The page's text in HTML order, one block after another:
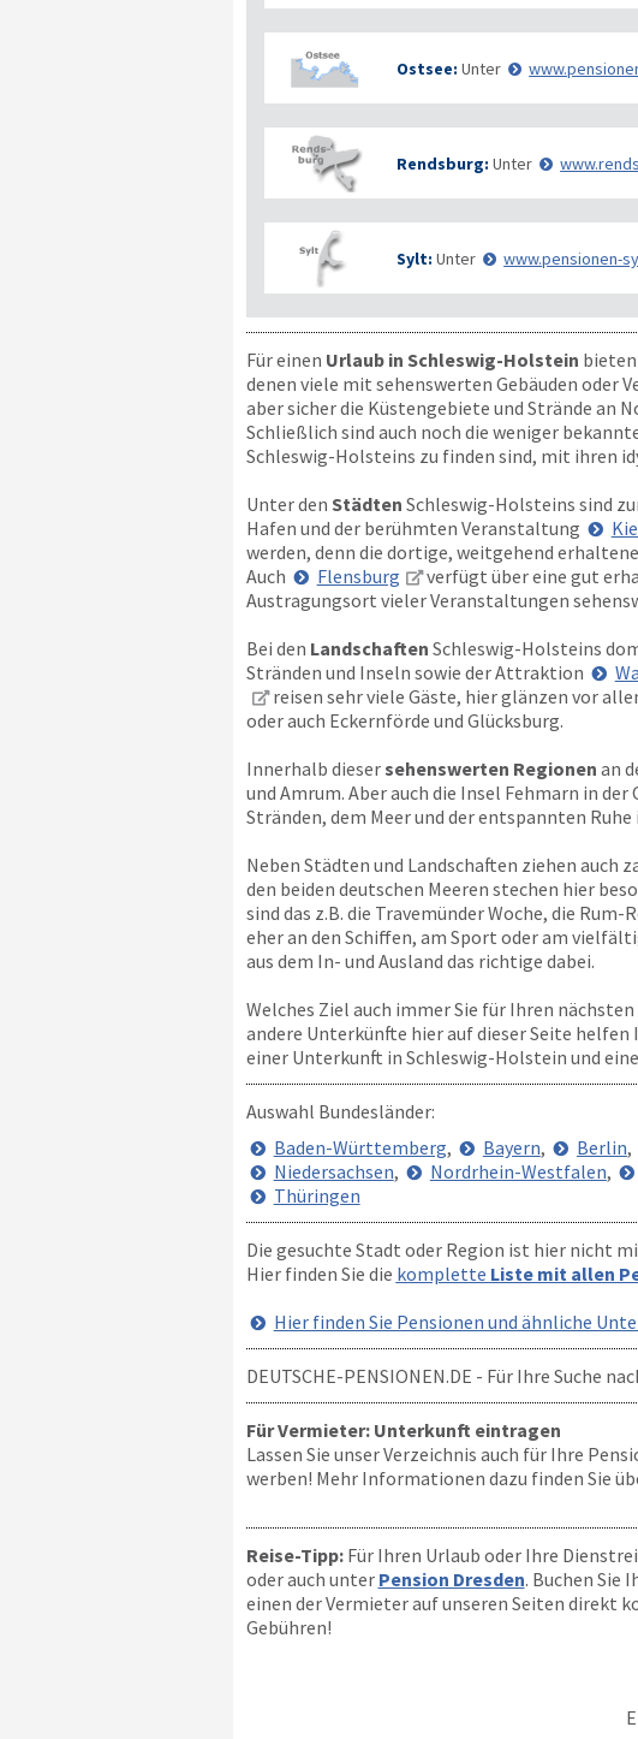
Ostsee: Unter
Rendsburg: Unter
Sylt: Unter www.pensionen-
Für einen Urlaub in Schleswig-Holstein
denen viele mit sehenswerten Gebäuden
aber sicher die Küstengebiete und Strände an
Schließlich sind auch noch die weniger
Schleswig-Holsteins zu finden sind, mit ihren
Unter den Städten Schleswig-Holsteins sind
Hafen und der berühmten Veranstaltung
werden, denn die dortige, weitgehend erhaltene
Auch
Flensburg
verfügt über eine gut
Austragungsort vieler Veranstaltungen
Bei den Landschaften Schleswig-Holsteins
Stränden und Inseln sowie der Attraktion
reisen sehr viele Gäste, hier glänzen vor
oder auch Eckernförde und Glücksburg.
Innerhalb diesersehenswerten Regionen an
und Amrum. Aber auch die Insel Fehmarn in
Stränden, dem Meer und der entspannten
Neben Städten und Landschaften ziehen auch
den beiden deutschen Meeren stechen hier
sind das z.B. die Travemünder Woche, die
eher an den Schiffen, am Sport oder am
aus dem In- und Ausland das richtige dabei.
Welches Ziel auch immer Sie für Ihren
andere Unterkünfte hier auf dieser Seite helfen
einer Unterkunft in Schleswig-Holstein und
Auswahl Bundesländer:
Baden-Württemberg, Bayern, Berlin,
Niedersachsen, Nordrhein-Westfalen,
Thüringen
Die gesuchte Stadt oder Region ist hier nicht
Hier finden Sie die komplette Liste mit allen
Hier finden Sie Pensionen und ähnliche
DEUTSCHE-PENSIONEN.DE - Für Ihre Suche
Für Vermieter: Unterkunft eintragen
Lassen Sie unser Verzeichnis auch für Ihre
werben! Mehr Informationen dazu finden Sie
Reise-Tipp:Für Ihren Urlaub oder Ihre
oder auch unter Pension Dresden. Buchen Sie
einen der Vermieter auf unseren Seiten direkt
Gebühren!